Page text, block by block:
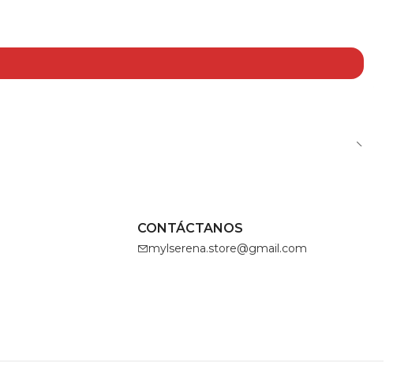
CONTÁCTANOS
mylserena.store@gmail.com